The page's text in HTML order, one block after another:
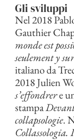
Gli sviluppi
Nel 2018
Gauthier
monde est
seulement y
italiano da
2018 Julien
s’effondrere
stampa
collapsologie.
Collassologia.